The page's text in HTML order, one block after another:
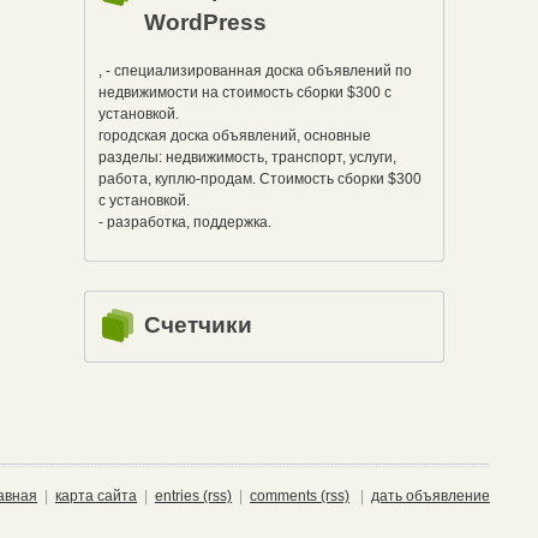
WordPress
, - специализированная доска объявлений по
недвижимости на стоимость сборки $300 с
установкой.
городская доска объявлений, основные
разделы: недвижимость, транспорт, услуги,
работа, куплю-продам. Стоимость сборки $300
с установкой.
- разработка, поддержка.
Счетчики
карта сайта entries (rss) comments (rss) дать объявление